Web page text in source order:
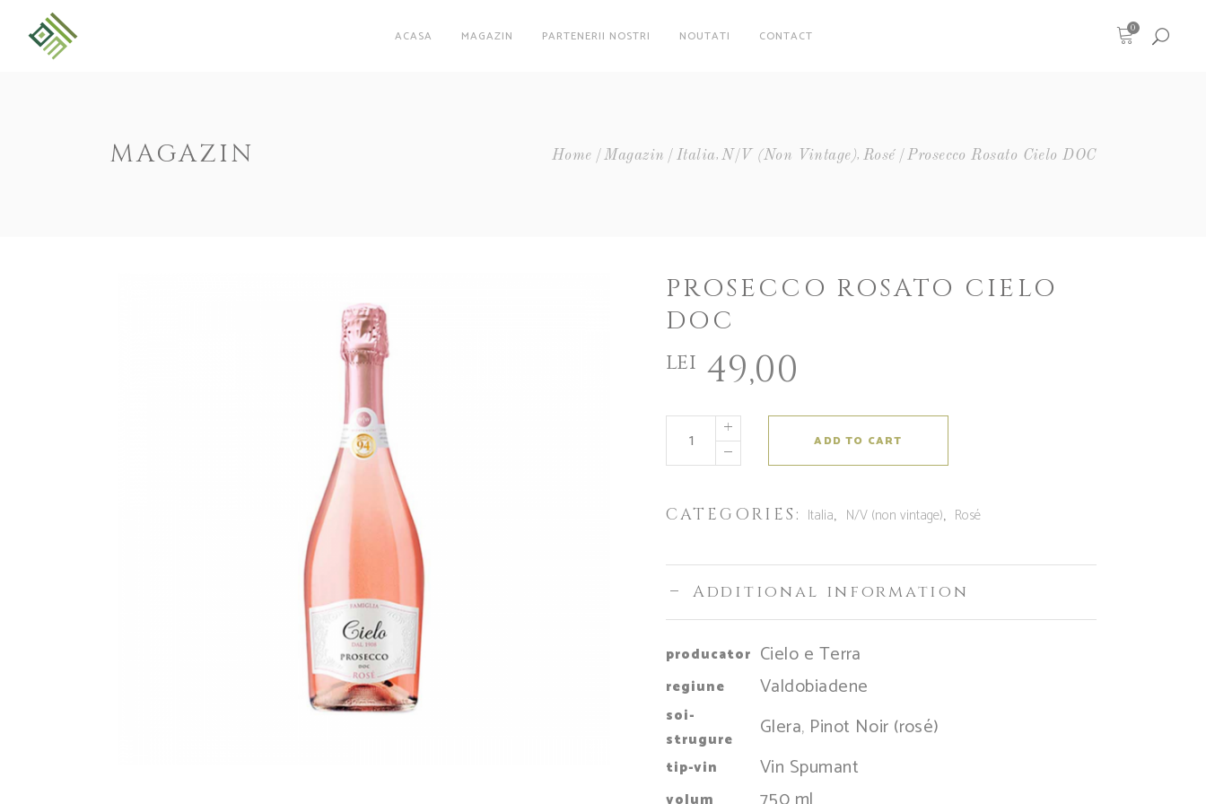
ACASA MAGAZIN PARTENERII NOSTRI NOUTATI CONTACT 0
MAGAZIN Home Magazin Italia,N/V (non Vintage),Rosé Prosecco Rosato Cielo DOC
PROSECCO ROSATO CIELO
DOC
lei 49,00
ADD TO CART
CATEGORIES: Italia, N/V (non vintage), Rosé
Additional information
producator Cielo e Terra
regiune Valdobiadene
soi-
strugure
Glera, Pinot Noir (rosé)
tip-vin Vin Spumant